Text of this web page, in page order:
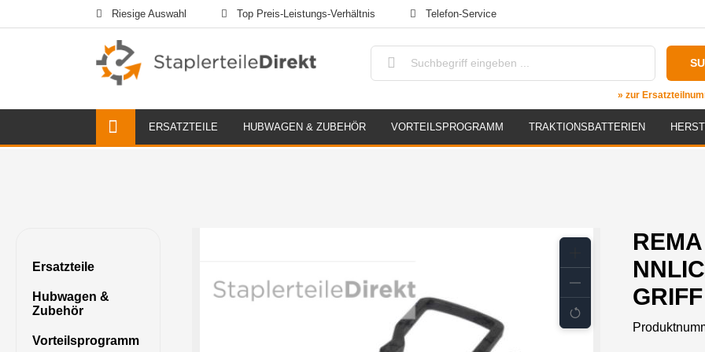
Riesige Auswahl Top Preis-Leistungs-Verhältnis Telefon-Service
» zur
ERSATZTEILE HUBWAGEN & ZUBEHÖR VORTEILSPROGRAMM TRAKTIONSBATTERIEN
Ersatzteile
Hubwagen &
Zubehör
Vorteilsprogramm
GRIFF